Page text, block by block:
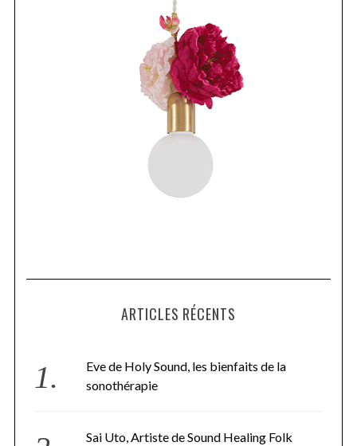
ARTICLES RÉCENTS
Eve de Holy Sound, les bienfaits de la
sonothérapie
Sai Uto, Artiste de Sound Healing Folk